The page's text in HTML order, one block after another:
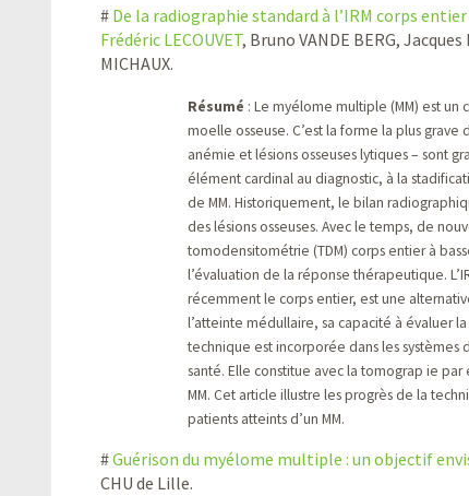
# De la radiographie standard à l’IRM corps
Frédéric LECOUVET, Bruno VANDE BERG,
MICHAUX.
Résumé : Le myélome multiple (MM) est
moelle osseuse. C’est la forme la plus
anémie et lésions osseuses lytiques – sont
élément cardinal au diagnostic, à la
de MM. Historiquement, le bilan
des lésions osseuses. Avec le temps, de
tomodensitométrie (TDM) corps entier à
l’évaluation de la réponse thérapeutique.
récemment le corps entier, est une
l’atteinte médullaire, sa capacité à évaluer
technique est incorporée dans les
santé. Elle constitue avec la tomograp ie
MM. Cet article illustre les progrès de la
patients atteints d’un MM.
#Guérison du myélome multiple : un objectif
CHU de Lille.